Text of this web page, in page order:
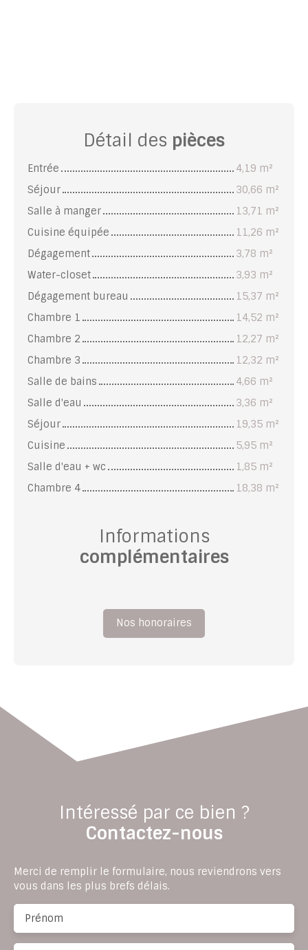
Détail des pièces
Entrée
4,19 m²
Séjour
30,66 m²
Salle à manger
13,71 m²
Cuisine équipée
11,26 m²
Dégagement
3,78 m²
Water-closet
3,93 m²
Dégagement bureau
15,37 m²
Chambre 1
14,52 m²
Chambre 2
12,27 m²
Chambre 3
12,32 m²
Salle de bains
4,66 m²
Salle d'eau
3,36 m²
Séjour
19,35 m²
Cuisine
5,95 m²
Salle d'eau + wc
1,85 m²
Chambre 4
18,38 m²
Informations
complémentaires
Nos honoraires
Intéressé par ce bien ?
Contactez-nous
Merci de remplir le formulaire, nous reviendrons vers
vous dans les plus brefs délais.
Prénom